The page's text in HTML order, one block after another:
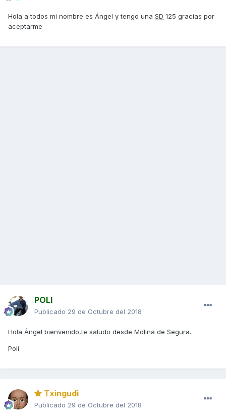
Hola a todos mi nombre es Ángel y tengo una SD 125 gracias por
aceptarme
POLI
Publicado 29 de Octubre del 2018
Hola Ángel bienvenido,te saludo desde Molina de Segura..
Poli
Txingudi
Publicado 29 de Octubre del 2018